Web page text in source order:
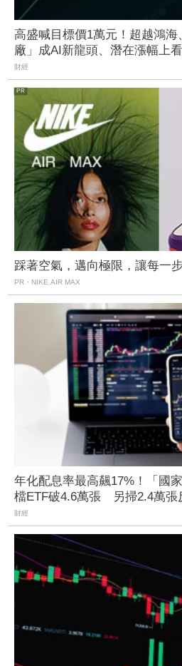
高盛喊目標價1萬元！超越鴻
廠」成AI新龍頭、潛在漲幅上
財經
踩著空氣，邁向極限，讓每一
PR・NIKE AIR MAX
年化配息率最高飆17%！「國
檔ETF破4.6萬張 另掃2.4萬張
財經